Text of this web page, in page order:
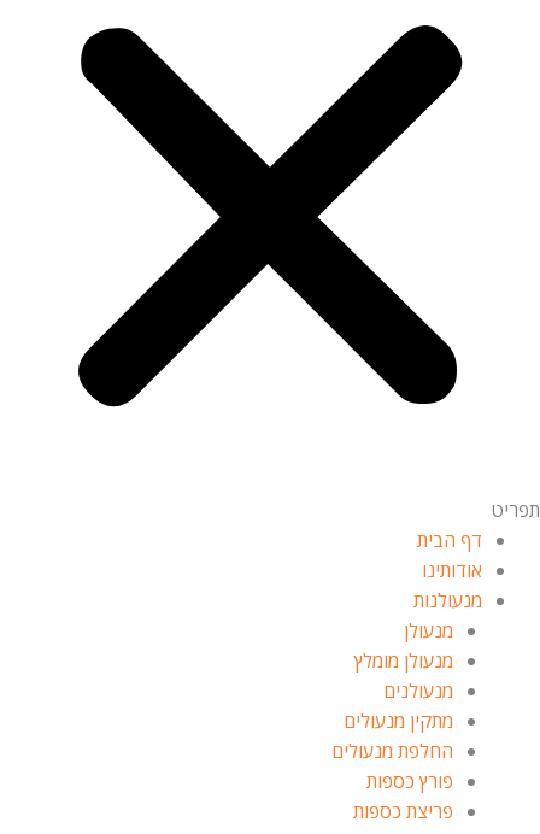
תפריט
דף הבית
אודותינו
מנעולנות
מנעולן
מנעולן מומלץ
מנעולנים
מתקין מנעולים
החלפת מנעולים
פורץ כספות
פריצת כספות